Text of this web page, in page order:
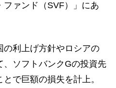
ファンド（SVF）」にあ
利上げ方針やロシアの
、ソフトバンクGの投資先
で巨額の損失を計上。